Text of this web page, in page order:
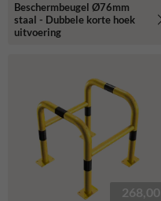
Beschermbeugel Ø76mm
staal - Dubbele korte hoek
uitvoering
268,00